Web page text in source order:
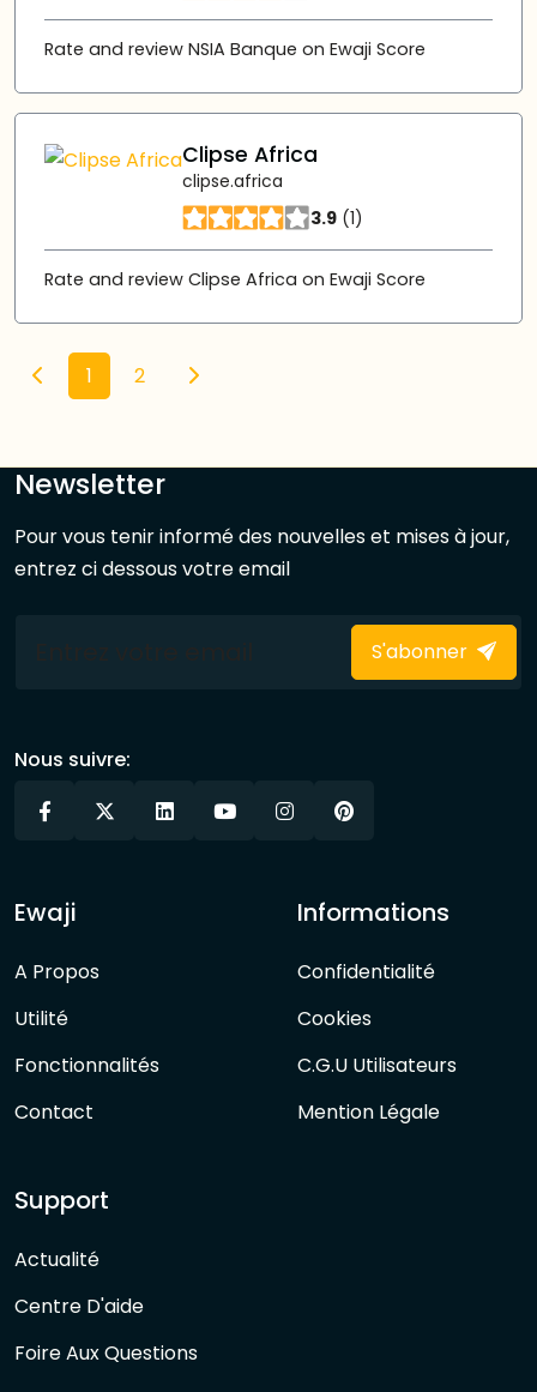
Rate and review NSIA Banque on Ewaji Score
Clipse Africa
clipse.africa
3.9 (1)
Rate and review Clipse Africa on Ewaji Score
1 2
Newsletter
Pour vous tenir informé des nouvelles et mises à jour,
entrez ci dessous votre email
S'abonner
Nous suivre:
Ewaji
A Propos
Utilité
Fonctionnalités
Contact
Informations
Confidentialité
Cookies
C.G.U Utilisateurs
Mention Légale
Support
Actualité
Centre D'aide
Foire Aux Questions